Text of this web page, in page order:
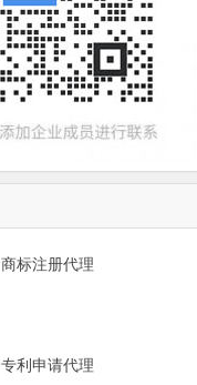
商标注册代理
专利申请代理